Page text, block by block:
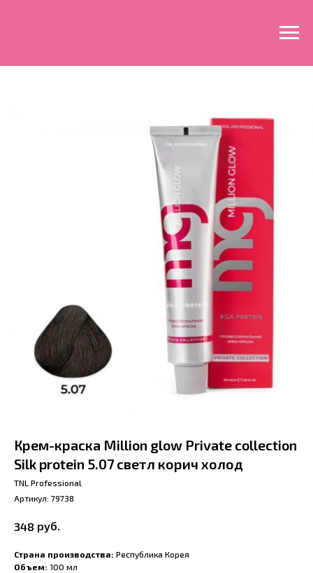
Крем-краска Million glow Private collection
Silk protein 5.07 светл корич холод
TNL Professional
Артикул: 79738
348 руб.
Страна производства: Республика Корея
Объем: 100 мл